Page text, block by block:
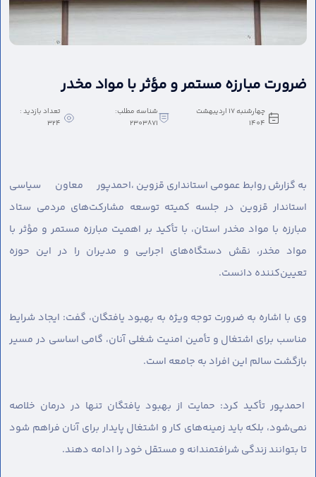
ضرورت مبارزه مستمر و مؤثر با مواد مخدر
چهارشنبه 17 اردیبهشت
1404
شناسه مطلب:
2303871
تعداد بازدید :
324
به گزارش روابط عمومی استانداری قزوین ،احمدپور معاون سیاسی
استاندار قزوین در جلسه کمیته توسعه مشارکت‌های مردمی ستاد
مبارزه با مواد مخدر استان، با تأکید بر اهمیت مبارزه مستمر و مؤثر با
مواد مخدر، نقش دستگاه‌های اجرایی و مدیران را در این حوزه
تعیین‌کننده دانست.
وی با اشاره به ضرورت توجه ویژه به بهبود یافتگان، گفت: ایجاد شرایط
مناسب برای اشتغال و تأمین امنیت شغلی آنان، گامی اساسی در مسیر
بازگشت سالم این افراد به جامعه است.
احمدپور تأکید کرد: حمایت از بهبود یافتگان تنها در درمان خلاصه
نمی‌شود، بلکه باید زمینه‌های کار و اشتغال پایدار برای آنان فراهم شود
تا بتوانند زندگی شرافتمندانه و مستقل خود را ادامه دهند.